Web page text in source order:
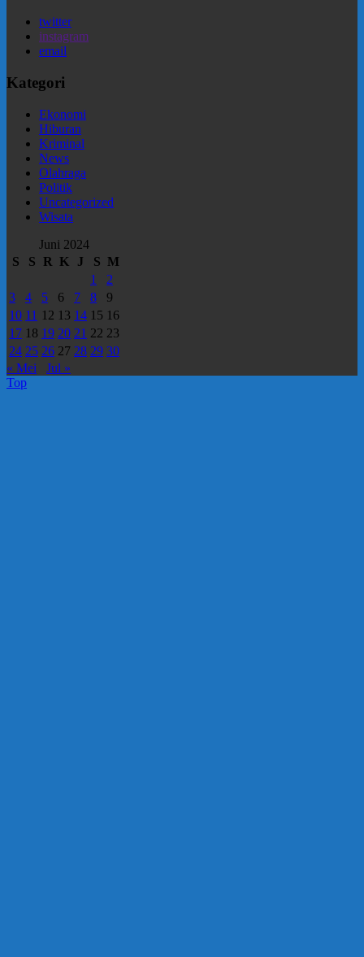
twitter
instagram
email
Kategori
Ekonomi
Hiburan
Kriminal
News
Olahraga
Politik
Uncategorized
Wisata
Juni 2024
S
S R K J S M
1
2
3
4 5 6 7 8
9
10 11 12 13 14 15 16
17 18 19 20 21 22 23
24 25 26 27 28 29 30
« Mei
Jul »
Top